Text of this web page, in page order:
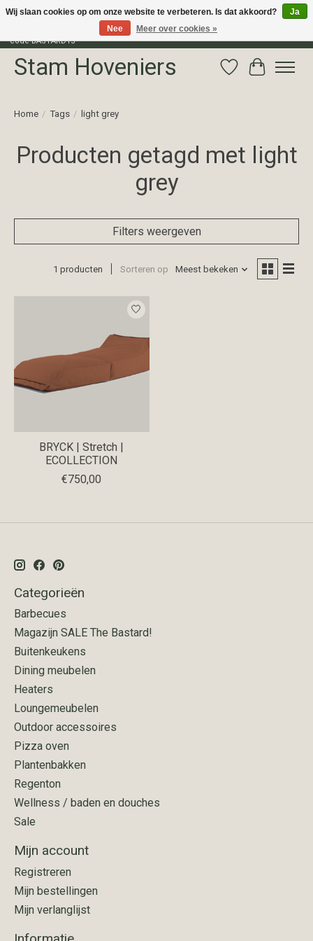
Profiteer van 15% korting op het gehele assortiment van The Bastard met
code BASTARD15
Stam Hoveniers Verlanglijst
Home / Tags / light grey
Producten getagd met light
grey
Filters weergeven
1 producten Sorteren op Meest bekeken
BRYCK | Stretch |
ECOLLECTION
€750,00
Categorieën
Barbecues
Magazijn SALE The Bastard!
Buitenkeukens
Dining meubelen
Heaters
Loungemeubelen
Outdoor accessoires
Pizza oven
Plantenbakken
Regenton
Wellness / baden en douches
Sale
Mijn account
Registreren
Mijn bestellingen
Mijn verlanglijst
Wij slaan cookies op om onze website te verbeteren. Is dat akkoord?
Ja
Nee
Meer over cookies »